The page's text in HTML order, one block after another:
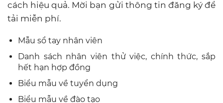
cách hiệu quả. Mời bạn gửi thông tin đăng ký để
tải miễn phí.
Mẫu sổ tay nhân viên
Danh sách nhân viên thử việc, chính thức, sắp
hết hạn hợp đồng
Biểu mẫu về tuyển dụng
Biểu mẫu về đào tạo